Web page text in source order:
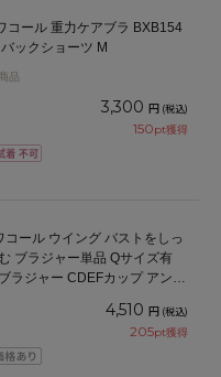
コール 重力ケアブラ BXB154
ックショーツ M
品
3,300 円 (税込)
150pt獲得
コール ウイング バストをしっ
ブラジャー単品 Qサイズ有
ジャー CDEFカップ アンダ
4,510 円 (税込)
205pt獲得